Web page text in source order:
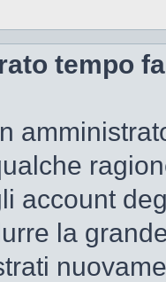
tempo
account
la